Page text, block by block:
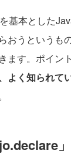
基本とした
おうというも
ます。ポイン
よく知られて
」